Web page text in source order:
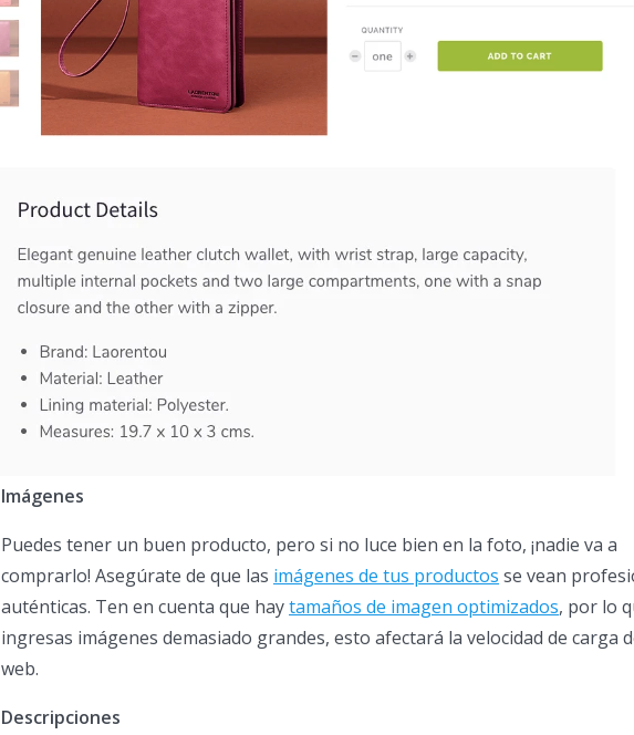
Imágenes
Puedes tener un buen producto, pero si no luce bien en la foto, ¡nadie va a
comprarlo! Asegúrate de que las imágenes de tus productos se vean
auténticas. Ten en cuenta que haytamaños de imagen optimizados, por lo
ingresas imágenes demasiado grandes, esto afectará la velocidad de carga
web.
Descripciones